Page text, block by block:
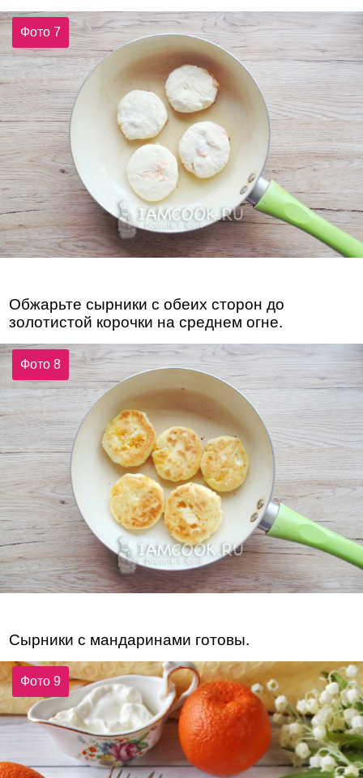
Фото 7
Обжарьте сырники с обеих сторон до
золотистой корочки на среднем огне.
Фото 8
Сырники с мандаринами готовы.
Фото 9